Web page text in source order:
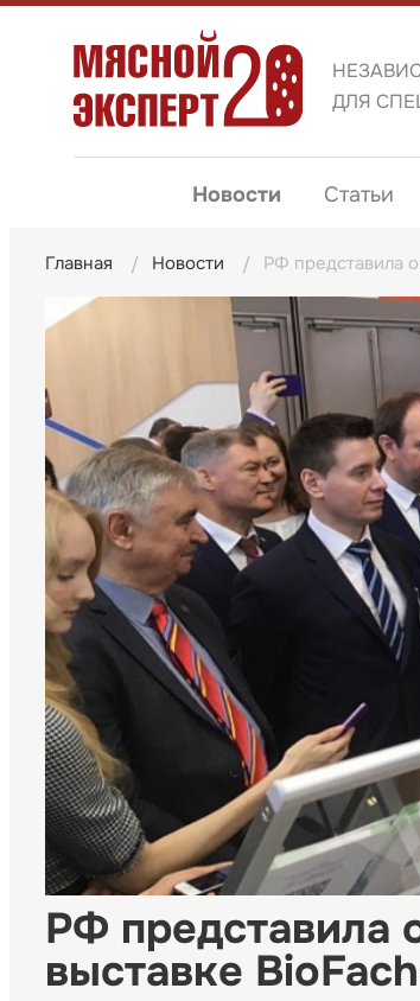
ДЛЯ
Новости Статьи
Главная Новости РФ представила
РФ представила
выставке